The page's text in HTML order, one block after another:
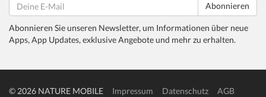
Abonnieren
Abonnieren Sie unseren Newsletter, um Informationen über neue
Apps, App Updates, exklusive Angebote und mehr zu erhalten.
© 2026 NATURE MOBILE Impressum Datenschutz AGB